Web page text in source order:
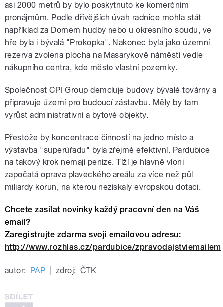
asi 2000 metrů by bylo poskytnuto ke komerčním
pronájmům. Podle dřívějších úvah radnice mohla stát
například za Domem hudby nebo u okresního soudu, ve
hře byla i bývalá "Prokopka". Nakonec byla jako územní
rezerva zvolena plocha na Masarykově náměstí vedle
nákupního centra, kde město vlastní pozemky.
Společnost CPI Group demoluje budovy bývalé továrny a
připravuje území pro budoucí zástavbu. Měly by tam
vyrůst administrativní a bytové objekty.
Přestože by koncentrace činností na jedno místo a
výstavba "superúřadu" byla zřejmě efektivní, Pardubice
na takový krok nemají peníze. Tíží je hlavně vloni
započatá oprava plaveckého areálu za více než půl
miliardy korun, na kterou nezískaly evropskou dotaci.
Chcete zasílat novinky každý pracovní den na Váš
email?
Zaregistrujte zdarma svoji emailovou adresu:
http://www.rozhlas.cz/pardubice/zpravodajstviemailem
autor: PAP zdroj: ČTK